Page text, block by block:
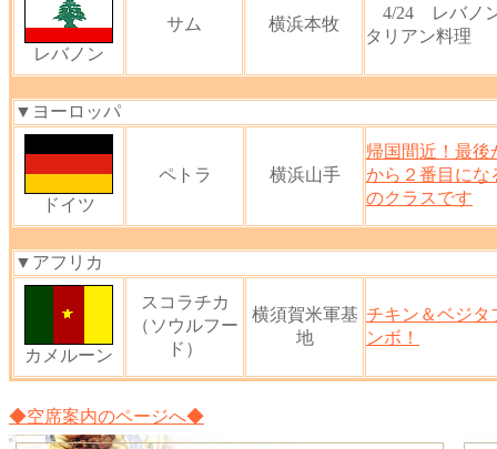
レバノン
サム 横浜本牧
4/24 レバノ
タリアン料理
▼ヨーロッパ
ドイツ
ペトラ 横浜山手
帰国間近！最後
から２番目にな
のクラスです
▼アフリカ
カメルーン
スコラチカ
（ソウルフー
ド）
横須賀米軍基
地
チキン＆ベジタ
ンボ！
◆空席案内のページへ◆